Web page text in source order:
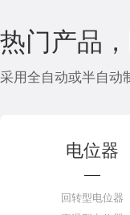
热门产品
采用全自动或半自动
电位器
回转型电位器